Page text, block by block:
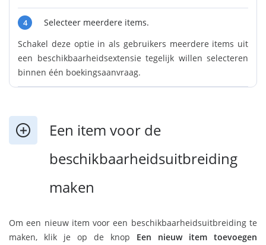
4
Selecteer meerdere items.
Schakel deze optie in als gebruikers meerdere items uit
een beschikbaarheidsextensie tegelijk willen selecteren
binnen één boekingsaanvraag.
Een item voor de
beschikbaarheidsuitbreiding
maken
Om een nieuw item voor een beschikbaarheidsuitbreiding te
maken, klik je op de knop Een nieuw item toevoegen